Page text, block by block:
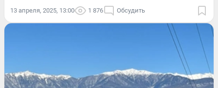
13 апреля, 2025, 13:00 1 876 Обсудить